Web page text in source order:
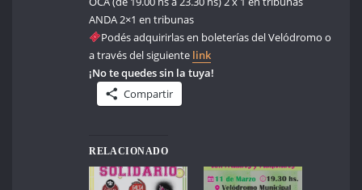
ANDA 2×1 en tribunas
Podés adquirirlas en boleterías del Velódromo o
a través del siguiente link
¡No te quedes sin la tuya!
Compartir
RELACIONADO